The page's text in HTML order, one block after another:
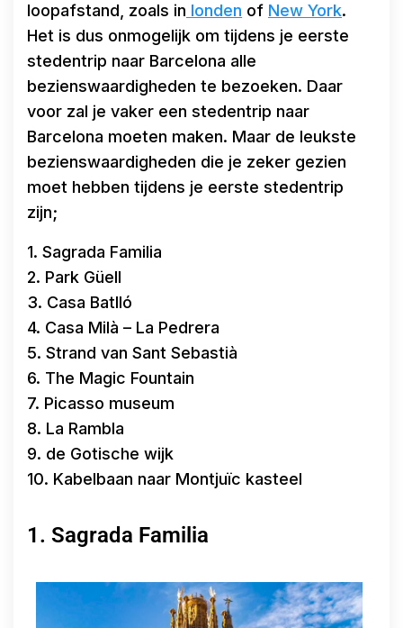
loopafstand, zoals in londen of New York.
Het is dus onmogelijk om tijdens je eerste
stedentrip naar Barcelona alle
bezienswaardigheden te bezoeken. Daar
voor zal je vaker een stedentrip naar
Barcelona moeten maken. Maar de leukste
bezienswaardigheden die je zeker gezien
moet hebben tijdens je eerste stedentrip
zijn;
1. Sagrada Familia
2. Park Güell
3. Casa Batlló
4. Casa Milà – La Pedrera
5. Strand van Sant Sebastià
6. The Magic Fountain
7. Picasso museum
8. La Rambla
9. de Gotische wijk
10. Kabelbaan naar Montjuïc kasteel
1. Sagrada Familia